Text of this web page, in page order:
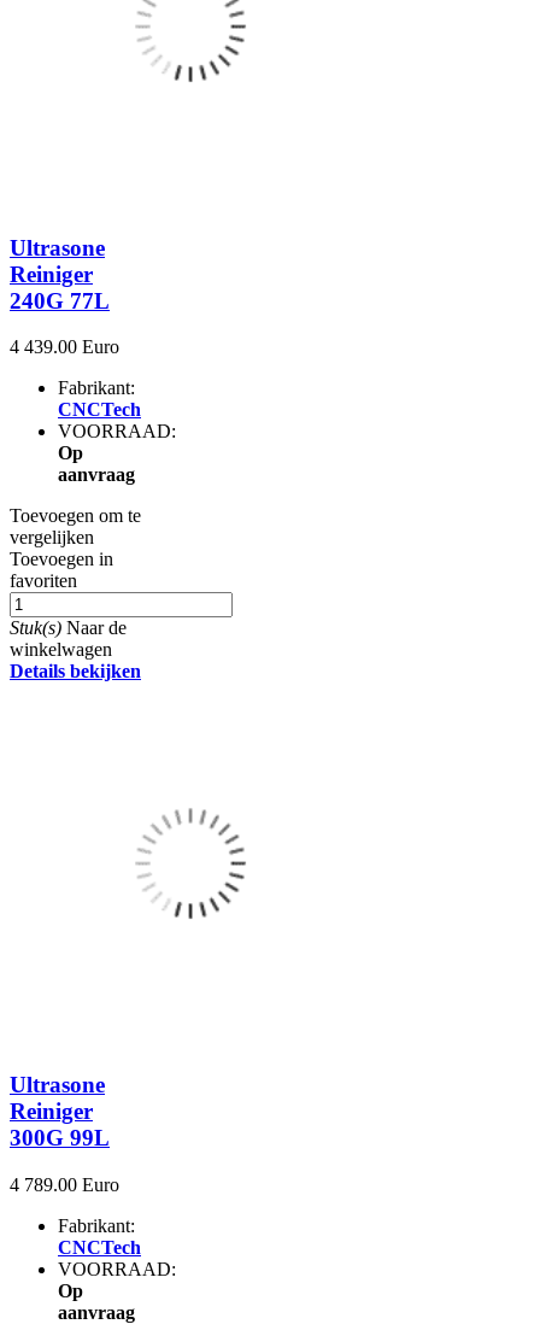
Ultrasone
Reiniger
240G 77L
4 439.00 Euro
Fabrikant:
CNCTech
VOORRAAD:
Op
aanvraag
Toevoegen om te
vergelijken
Toevoegen in
favoriten
Stuk(s) Naar de
winkelwagen
Details bekijken
Ultrasone
Reiniger
300G 99L
4 789.00 Euro
Fabrikant:
CNCTech
VOORRAAD:
Op
aanvraag